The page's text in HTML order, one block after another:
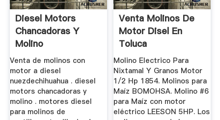
Diesel Motors
Chancadoras Y
Molino
Venta de molinos con
motor a diesel
nuezdechihuahua . diesel
motors chancadoras y
molino . motores diesel
para molinos de
Venta Molinos De
Motor Disel En
Toluca
Molino Electrico Para
Nixtamal Y Granos Motor
1/2 Hp 1854. Molinos para
Maíz BOMOHSA. Molino #6
para Maíz con motor
eléctrico LEESON 5HP. Los